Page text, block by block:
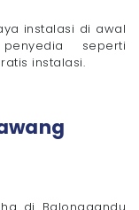
instalasi di awal
seperti
instalasi.